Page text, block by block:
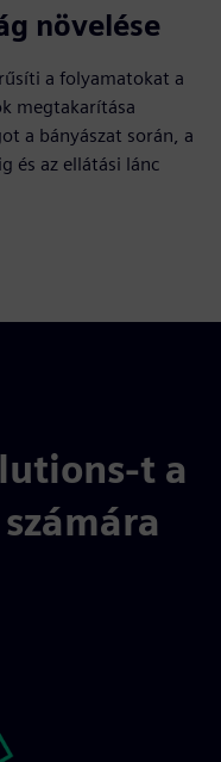
növelése
a folyamatokat a
megtakarítása
a bányászat során, a
és az ellátási lánc
t a